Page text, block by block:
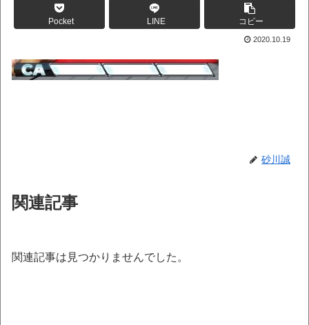
Pocket LINE コピー
2020.10.19
砂川誠
関連記事
関連記事は見つかりませんでした。